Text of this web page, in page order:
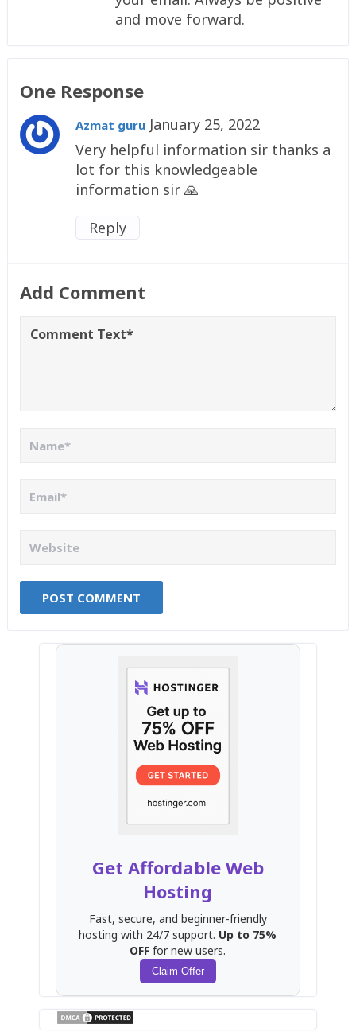
and move forward.
One Response
Azmat guru January 25, 2022
Very helpful information sir thanks a
lot for this knowledgeable
information sir 🙏
Reply
Add Comment
Get Affordable Web
Hosting
Fast, secure, and beginner-friendly
hosting with 24/7 support. Up to 75%
OFF for new users.
Claim Offer